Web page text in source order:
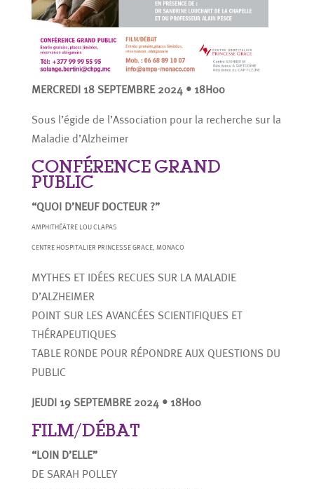
MERCREDI 18 SEPTEMBRE 2024 • 18H00
Sous l’égide de l’Association pour la recherche sur la
Maladie d’Alzheimer
CONFÉRENCE GRAND
PUBLIC
“QUOI D’NEUF DOCTEUR ?”
AMPHITHÉÂTRE LOU CLAPAS
CENTRE HOSPITALIER PRINCESSE GRACE, MONACO
MYTHES ET IDÉES RECUES SUR LA MALADIE
D’ALZHEIMER
POINT SUR LES AVANCÉES SCIENTIFIQUES ET
THÉRAPEUTIQUES
TABLE RONDE POUR RÉPONDRE AUX QUESTIONS DU
PUBLIC
JEUDI 19 SEPTEMBRE 2024 • 18H00
FILM/DÉBAT
“LOIN D’ELLE”
DE SARAH POLLEY